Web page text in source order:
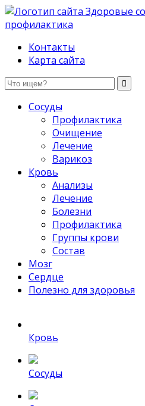
Здоровые сосуды, лечение и
Контакты
Карта сайта
Сосуды
Профилактика
Очищение
Лечение
Варикоз
Кровь
Анализы
Лечение
Болезни
Профилактика
Группы крови
Состав
Мозг
Сердце
Полезно для здоровья
Кровь
Сосуды